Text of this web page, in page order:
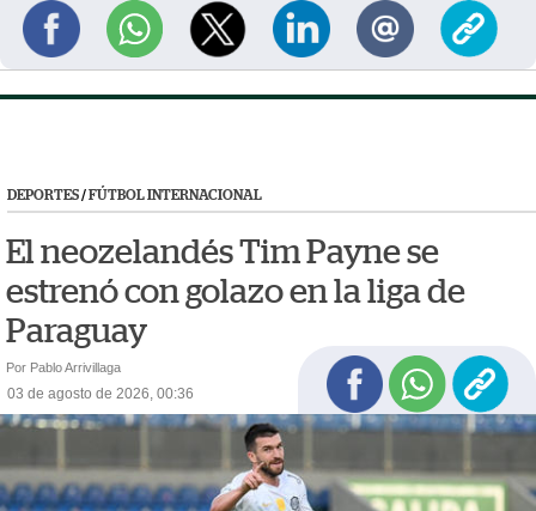
DEPORTES/FÚTBOL INTERNACIONAL
El neozelandés Tim Payne se
estrenó con golazo en la liga de
Paraguay
Por Pablo Arrivillaga
03 de agosto de 2026, 00:36